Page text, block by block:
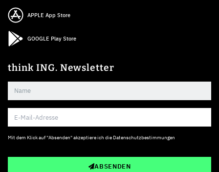
APPLE App Store
GOOGLE Play Store
think ING. Newsletter
Mit dem Klick auf "Absenden" akzeptiere ich die Datenschutzbestimmungen
ABSENDEN